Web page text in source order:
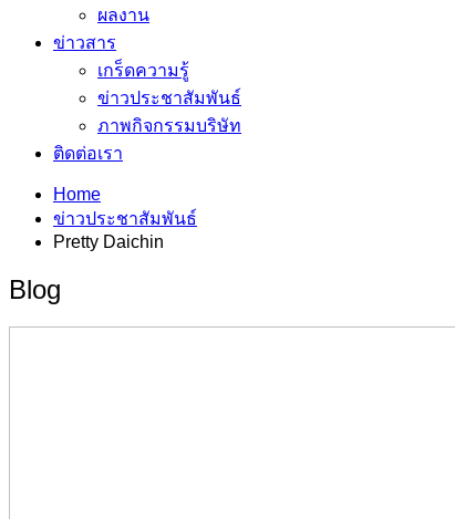
ผลงาน
ข่าวสาร
เกร็ดความรู้
ข่าวประชาสัมพันธ์
ภาพกิจกรรมบริษัท
ติดต่อเรา
Home
ข่าวประชาสัมพันธ์
Pretty Daichin
Blog